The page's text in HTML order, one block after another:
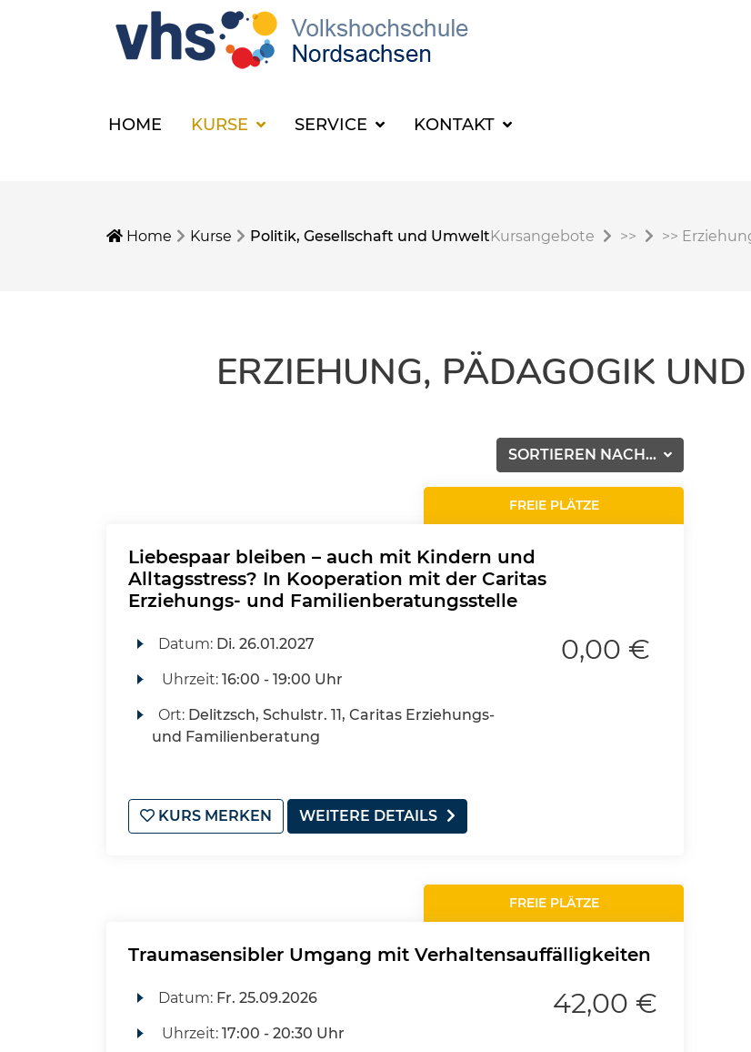
HOME KURSE SERVICE KONTAKT
Home Kurse Politik, Gesellschaft und UmweltKursangebote >> >>
ERZIEHUNG, PÄDAGOGIK
SORTIEREN NACH...
FREIE PLÄTZE
Liebespaar bleiben – auch mit Kindern und
Alltagsstress? In Kooperation mit der Caritas
Erziehungs- und Familienberatungsstelle
Datum: Di. 26.01.2027
Uhrzeit: 16:00 - 19:00 Uhr
Ort: Delitzsch, Schulstr. 11, Caritas Erziehungs-
und Familienberatung
0,00 €
KURS MERKEN WEITERE DETAILS
FREIE PLÄTZE
Traumasensibler Umgang mit Verhaltensauffälligkeiten
Datum: Fr. 25.09.2026
Uhrzeit: 17:00 - 20:30 Uhr
42,00 €